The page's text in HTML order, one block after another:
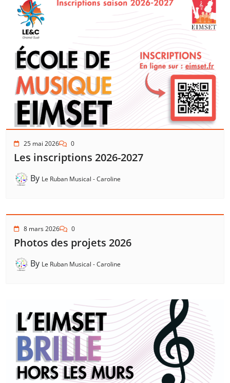
25 mai 2026 0
Les inscriptions 2026-2027
By Le Ruban Musical - Caroline
8 mars 2026 0
Photos des projets 2026
By Le Ruban Musical - Caroline